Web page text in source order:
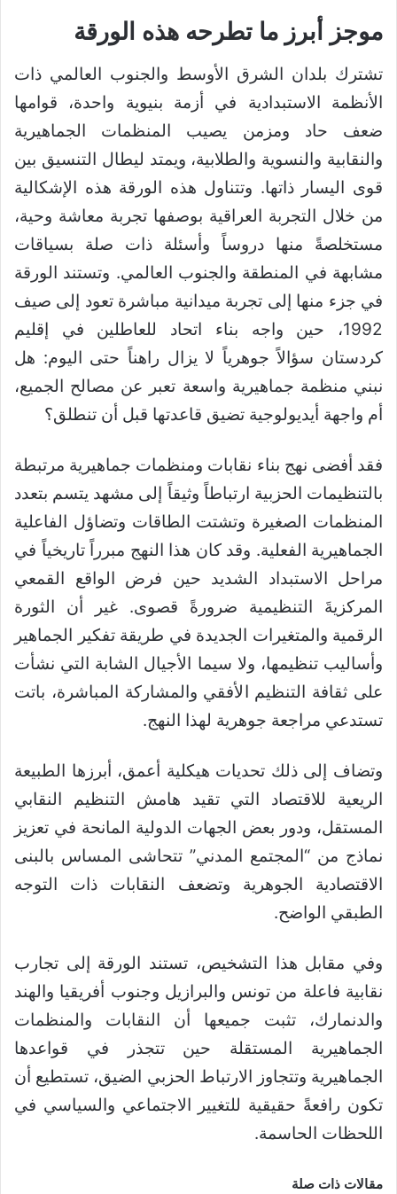
موجز أبرز ما تطرحه هذه الورقة
تشترك بلدان الشرق الأوسط والجنوب العالمي ذات
الأنظمة الاستبدادية في أزمة بنيوية واحدة، قوامها
ضعف حاد ومزمن يصيب المنظمات الجماهيرية
والنقابية والنسوية والطلابية، ويمتد ليطال التنسيق بين
قوى اليسار ذاتها. وتتناول هذه الورقة هذه الإشكالية
من خلال التجربة العراقية بوصفها تجربة معاشة وحية،
مستخلصةً منها دروساً وأسئلة ذات صلة بسياقات
مشابهة في المنطقة والجنوب العالمي. وتستند الورقة
في جزء منها إلى تجربة ميدانية مباشرة تعود إلى صيف
1992، حين واجه بناء اتحاد للعاطلين في إقليم
كردستان سؤالاً جوهرياً لا يزال راهناً حتى اليوم: هل
نبني منظمة جماهيرية واسعة تعبر عن مصالح الجميع،
أم واجهة أيديولوجية تضيق قاعدتها قبل أن تنطلق؟
فقد أفضى نهج بناء نقابات ومنظمات جماهيرية مرتبطة
بالتنظيمات الحزبية ارتباطاً وثيقاً إلى مشهد يتسم بتعدد
المنظمات الصغيرة وتشتت الطاقات وتضاؤل الفاعلية
الجماهيرية الفعلية. وقد كان هذا النهج مبرراً تاريخياً في
مراحل الاستبداد الشديد حين فرض الواقع القمعي
المركزيةَ التنظيمية ضرورةً قصوى. غير أن الثورة
الرقمية والمتغيرات الجديدة في طريقة تفكير الجماهير
وأساليب تنظيمها، ولا سيما الأجيال الشابة التي نشأت
على ثقافة التنظيم الأفقي والمشاركة المباشرة، باتت
تستدعي مراجعة جوهرية لهذا النهج.
وتضاف إلى ذلك تحديات هيكلية أعمق، أبرزها الطبيعة
الريعية للاقتصاد التي تقيد هامش التنظيم النقابي
المستقل، ودور بعض الجهات الدولية المانحة في تعزيز
نماذج من “المجتمع المدني” تتحاشى المساس بالبنى
الاقتصادية الجوهرية وتضعف النقابات ذات التوجه
الطبقي الواضح.
وفي مقابل هذا التشخيص، تستند الورقة إلى تجارب
نقابية فاعلة من تونس والبرازيل وجنوب أفريقيا والهند
والدنمارك، تثبت جميعها أن النقابات والمنظمات
الجماهيرية المستقلة حين تتجذر في قواعدها
الجماهيرية وتتجاوز الارتباط الحزبي الضيق، تستطيع أن
تكون رافعةً حقيقية للتغيير الاجتماعي والسياسي في
اللحظات الحاسمة.
مقالات ذات صلة